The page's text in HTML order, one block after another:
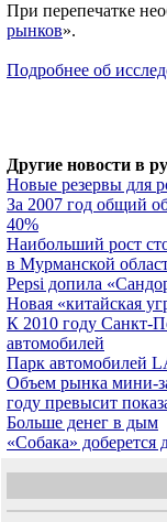
При перепечатке
рынков».
Подробнее об
Другие новости в
Новые резервы для
За 2007 год общий
40%
Наибольший рост
в Мурманской
Pepsi допила
Новая «китайская
К 2010 году Санкт-
автомобилей
Парк автомобилей
Объем рынка мини-
году превысит
Больше денег в дым
«Собака»